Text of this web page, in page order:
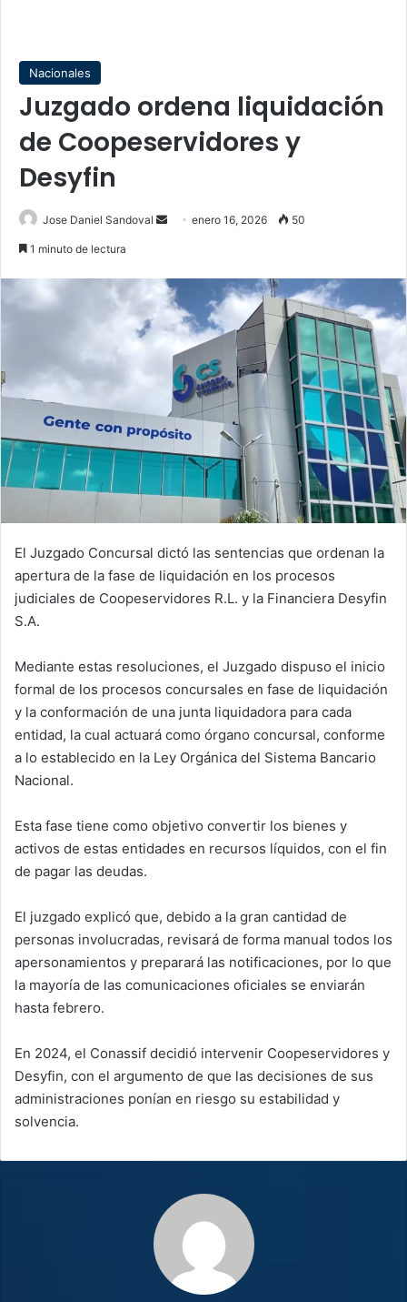
Nacionales
Juzgado ordena liquidación
de Coopeservidores y
Desyfin
Jose Daniel Sandoval
Sendenero 16, 2026 50
1 minuto de lectura
El Juzgado Concursal dictó las sentencias que ordenan la
apertura de la fase de liquidación en los procesos
judiciales de Coopeservidores R.L. y la Financiera Desyfin
S.A.
Mediante estas resoluciones, el Juzgado dispuso el inicio
formal de los procesos concursales en fase de liquidación
y la conformación de una junta liquidadora para cada
entidad, la cual actuará como órgano concursal, conforme
a lo establecido en la Ley Orgánica del Sistema Bancario
Nacional.
Esta fase tiene como objetivo convertir los bienes y
activos de estas entidades en recursos líquidos, con el fin
de pagar las deudas.
El juzgado explicó que, debido a la gran cantidad de
personas involucradas, revisará de forma manual todos los
apersonamientos y preparará las notificaciones, por lo que
la mayoría de las comunicaciones oficiales se enviarán
hasta febrero.
En 2024, el Conassif decidió intervenir Coopeservidores y
Desyfin, con el argumento de que las decisiones de sus
administraciones ponían en riesgo su estabilidad y
solvencia.